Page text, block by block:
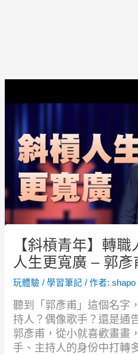
【斜槓青年】轉
人生更寬廣 – 郭彥
玩體驗 /學習筆記 / 作者:shapo
聽到「郭彥甫」這個名字
持人？偶像歌手？還是通
郭彥甫，從小就喜歡畫畫
手、主持人的身份中打轉